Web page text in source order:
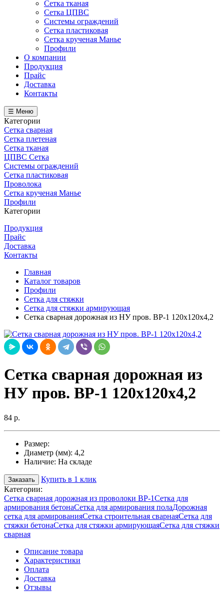
Сетка тканая
Сетка ЦПВС
Системы ограждений
Сетка пластиковая
Сетка крученая Манье
Профили
О компании
Продукция
Прайс
Доставка
Контакты
☰ Меню
Категории
Сетка сварная
Сетка плетеная
Сетка тканая
ЦПВС Сетка
Системы ограждений
Сетка пластиковая
Проволока
Сетка крученая Манье
Профили
Категории
Продукция
Прайс
Доставка
Контакты
Главная
Каталог товаров
Профили
Сетка для стяжки
Сетка для стяжки армирующая
Cетка сварная дорожная из НУ пров. ВР-1 120х120х4,2
Cетка сварная дорожная из
НУ пров. ВР-1 120х120х4,2
84 р.
Размер:
Диаметр (мм): 4,2
Наличие: На складе
Заказать
Купить в 1 клик
Категории:
Сетка сварная дорожная из проволоки ВР-1Сетка для
армирования бетонаСетка для армирования полаДорожная
сетка для армированияСетка строительная сварнаяСетка для
стяжки бетонаСетка для стяжки армирующаяСетка для стяжки
сварная
Описание товара
Характеристики
Оплата
Доставка
Отзывы